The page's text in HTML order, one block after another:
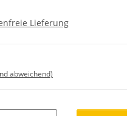
Lieferung
abweichend)